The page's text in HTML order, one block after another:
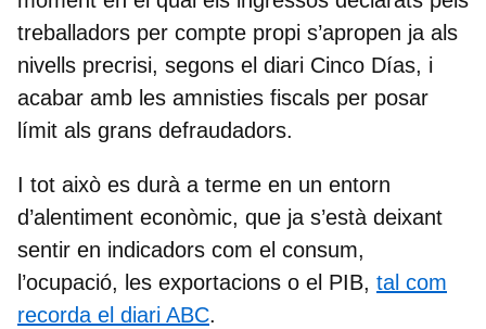
treballadors per compte propi s’apropen ja als
nivells precrisi, segons el diari Cinco Días, i
acabar amb les amnisties fiscals per posar
límit als grans defraudadors.
I tot això es durà a terme en un entorn
d’alentiment econòmic, que ja s’està deixant
sentir en indicadors com el consum,
l’ocupació, les exportacions o el PIB, tal com
recorda el diari ABC.